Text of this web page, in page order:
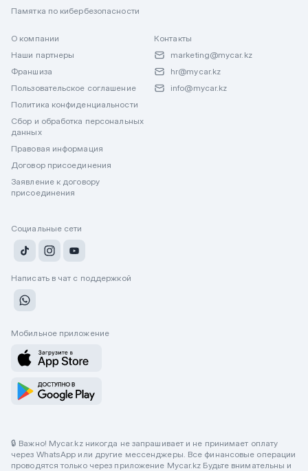
Памятка по кибербезопасности
О компании
Наши партнеры
Франшиза
Пользовательское соглашение
Политика конфиденциальности
Сбор и обработка персональных
данных
Правовая информация
Договор присоединения
Заявление к договору
присоединения
Контакты
marketing@mycar.kz
hr@mycar.kz
info@mycar.kz
Социальные сети
Написать в чат с поддержкой
Мобильное приложение
🔒 Важно! Mycar.kz никогда не запрашивает и не принимает оплату
через WhatsApp или другие мессенджеры. Все финансовые операции
проводятся только через приложение Mycar.kz Будьте внимательны и